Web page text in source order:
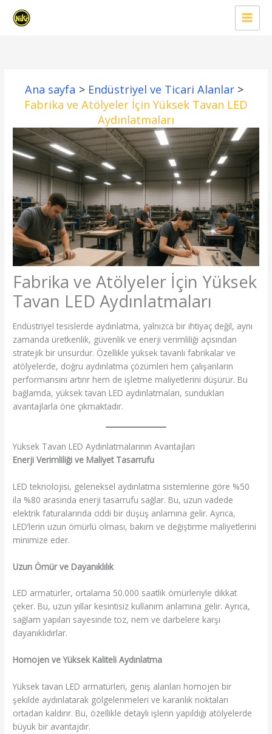
atla
Ana sayfa
Endüstriyel ve Ticari Alanlar
Fabrika ve Atölyeler İçin Yüksek Tavan LED
Aydınlatmaları
Fabrika ve Atölyeler İçin Yüksek
Tavan LED Aydınlatmaları
Endüstriyel tesislerde aydınlatma, yalnızca bir ihtiyaç değil, aynı
zamanda üretkenlik, güvenlik ve enerji verimliliği açısından
stratejik bir unsurdur. Özellikle yüksek tavanlı fabrikalar ve
atölyelerde, doğru aydınlatma çözümleri hem çalışanların
performansını artırır hem de işletme maliyetlerini düşürür. Bu
bağlamda, yüksek tavan LED aydınlatmaları, sundukları
avantajlarla öne çıkmaktadır.
Yüksek Tavan LED Aydınlatmalarının Avantajları
Enerji Verimliliği ve Maliyet Tasarrufu
LED teknolojisi, geleneksel aydınlatma sistemlerine göre %50
ila %80 arasında enerji tasarrufu sağlar. Bu, uzun vadede
elektrik faturalarında ciddi bir düşüş anlamına gelir. Ayrıca,
LED’lerin uzun ömürlü olması, bakım ve değiştirme maliyetlerini
minimize eder.
Uzun Ömür ve Dayanıklılık
LED armatürler, ortalama 50.000 saatlik ömürleriyle dikkat
çeker. Bu, uzun yıllar kesintisiz kullanım anlamına gelir. Ayrıca,
sağlam yapıları sayesinde toz, nem ve darbelere karşı
dayanıklıdırlar.
Homojen ve Yüksek Kaliteli Aydınlatma
Yüksek tavan LED armatürleri, geniş alanları homojen bir
şekilde aydınlatarak gölgelenmeleri ve karanlık noktaları
ortadan kaldırır. Bu, özellikle detaylı işlerin yapıldığı atölyelerde
büyük bir avantajdır.